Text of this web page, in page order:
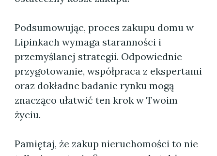
Podsumowując, proces zakupu domu w
Lipinkach wymaga staranności i
przemyślanej strategii. Odpowiednie
przygotowanie, współpraca z ekspertami
oraz dokładne badanie rynku mogą
znacząco ułatwić ten krok w Twoim
życiu.
Pamiętaj, że zakup nieruchomości to nie